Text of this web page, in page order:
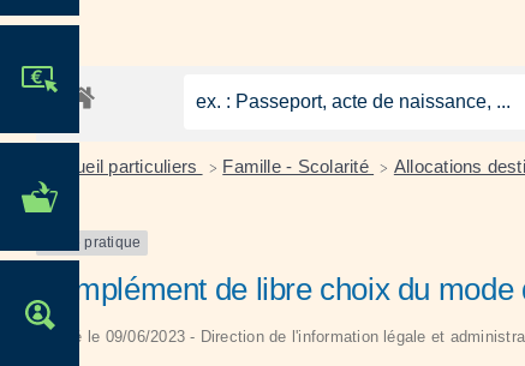
MES DÉMARCHES
OFFRES D'EMPLOI
Accueil particuliers > Famille - Scolarité > Allocations
Fiche pratique
Complément de libre choix du
Vérifié le 09/06/2023 - Direction de l'information légale et